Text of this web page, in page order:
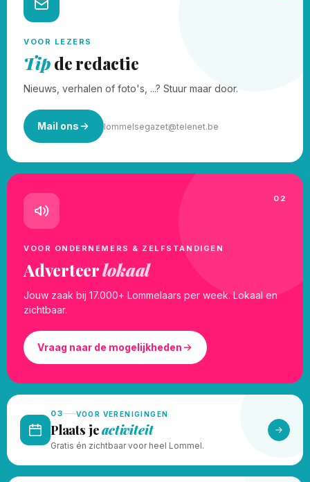
VOOR LEZERS
Tipde redactie
Nieuws, verhalen of foto's, ...? Stuur maar door.
Mail ons lommelsegazet@telenet.be
02
VOOR ONDERNEMERS & ZELFSTANDIGEN
Adverteerlokaal
Jouw zaak bij 17.000+ Lommelaars per week. Lokaal en
zichtbaar.
Vraag naar de mogelijkheden
03 VOOR VERENIGINGEN
Plaats jeactiviteit
Gratis én zichtbaar voor heel Lommel.